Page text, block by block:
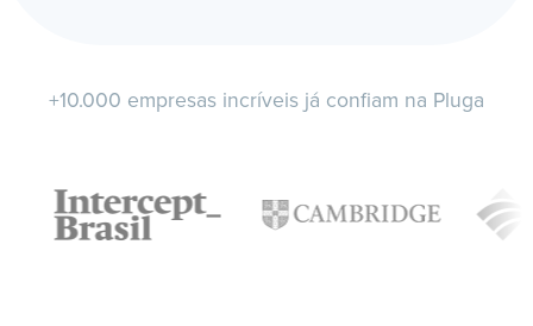
+10.000 empresas incríveis já confiam na Pluga